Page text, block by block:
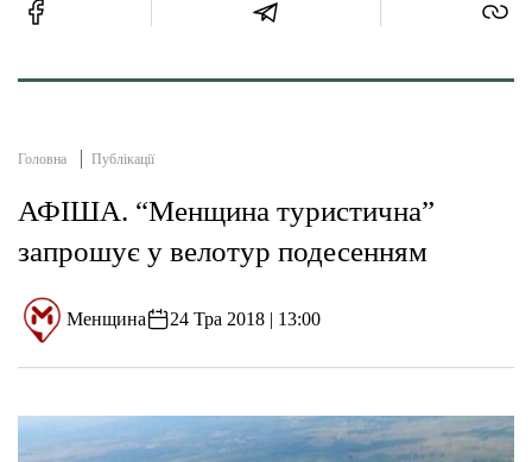
Головна Публікації
АФІША. “Менщина туристична”
запрошує у велотур подесенням
Менщина 24 Тра 2018 | 13:00